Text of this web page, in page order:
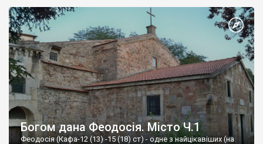
Богом дана Феодосія. Місто Ч.1
Феодосія (Кафа-12 (13) -15 (18) ст) - одне з найцікавіших (на